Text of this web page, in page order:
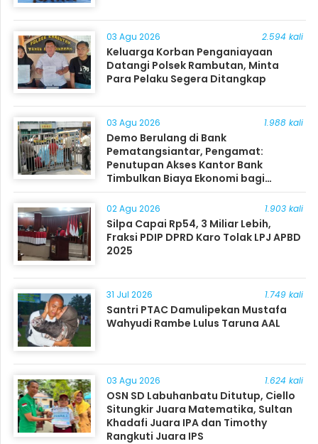
03 Agu 2026 2.594 kali
Keluarga Korban Penganiayaan
Datangi Polsek Rambutan, Minta
Para Pelaku Segera Ditangkap
03 Agu 2026 1.988 kali
Demo Berulang di Bank
Pematangsiantar, Pengamat:
Penutupan Akses Kantor Bank
Timbulkan Biaya Ekonomi bagi
Masyarakat
02 Agu 2026 1.903 kali
Silpa Capai Rp54, 3 Miliar Lebih,
Fraksi PDIP DPRD Karo Tolak LPJ APBD
2025
31 Jul 2026 1.749 kali
Santri PTAC Damulipekan Mustafa
Wahyudi Rambe Lulus Taruna AAL
03 Agu 2026 1.624 kali
OSN SD Labuhanbatu Ditutup, Ciello
Situngkir Juara Matematika, Sultan
Khadafi Juara IPA dan Timothy
Rangkuti Juara IPS